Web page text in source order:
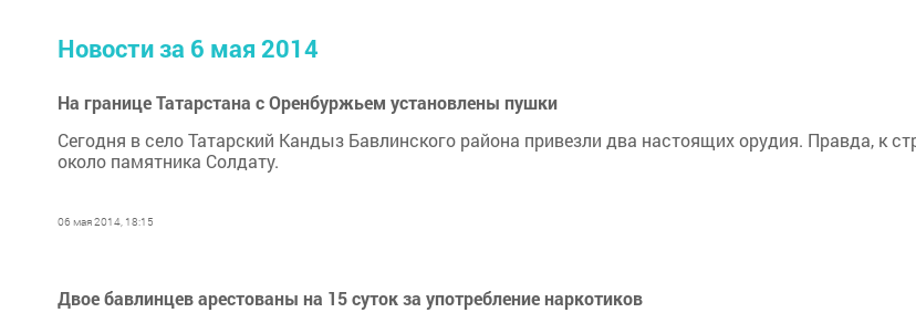
Новости за 6 мая 2014
На границе Татарстана с Оренбуржьем установлены пушки
Сегодня в село Татарский Кандыз Бавлинского района привезли два настоящих орудия. Правда, к
около памятника Солдату.
06 мая 2014, 18:15
Двое бавлинцев арестованы на 15 суток за употребление наркотиков